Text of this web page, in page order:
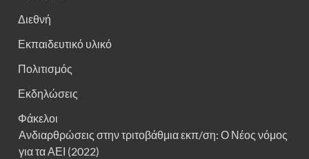
Διεθνή
Εκπαιδευτικό υλικό
Πολιτισμός
Εκδηλώσεις
Φάκελοι
Ανδιαρθρώσεις στην τριτοβάθμια εκπ/ση: Ο Νέος νόμος
για τα ΑΕΙ (2022)